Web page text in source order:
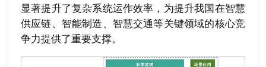
显著提升了复杂系统运作效率，为提升我国在智慧
供应链、智能制造、智慧交通等关键领域的核心竞
争力提供了重要支撑。